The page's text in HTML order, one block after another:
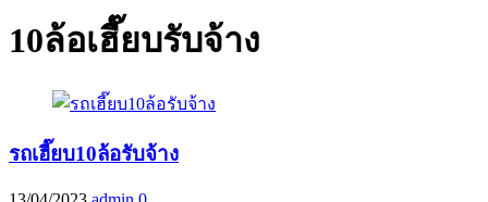
10ล้อเฮี๊ยบรับจ้าง
รถเฮี๊ยบ10ล้อรับจ้าง